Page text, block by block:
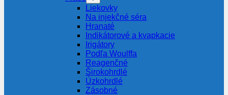
Liekovky
Na injekčné séra
Hranaté
Indikátorové a kvapkacie
Irigátory
Podľa Woulffa
Reagenčné
Širokohrdlé
Úzkohrdlé
Zásobné